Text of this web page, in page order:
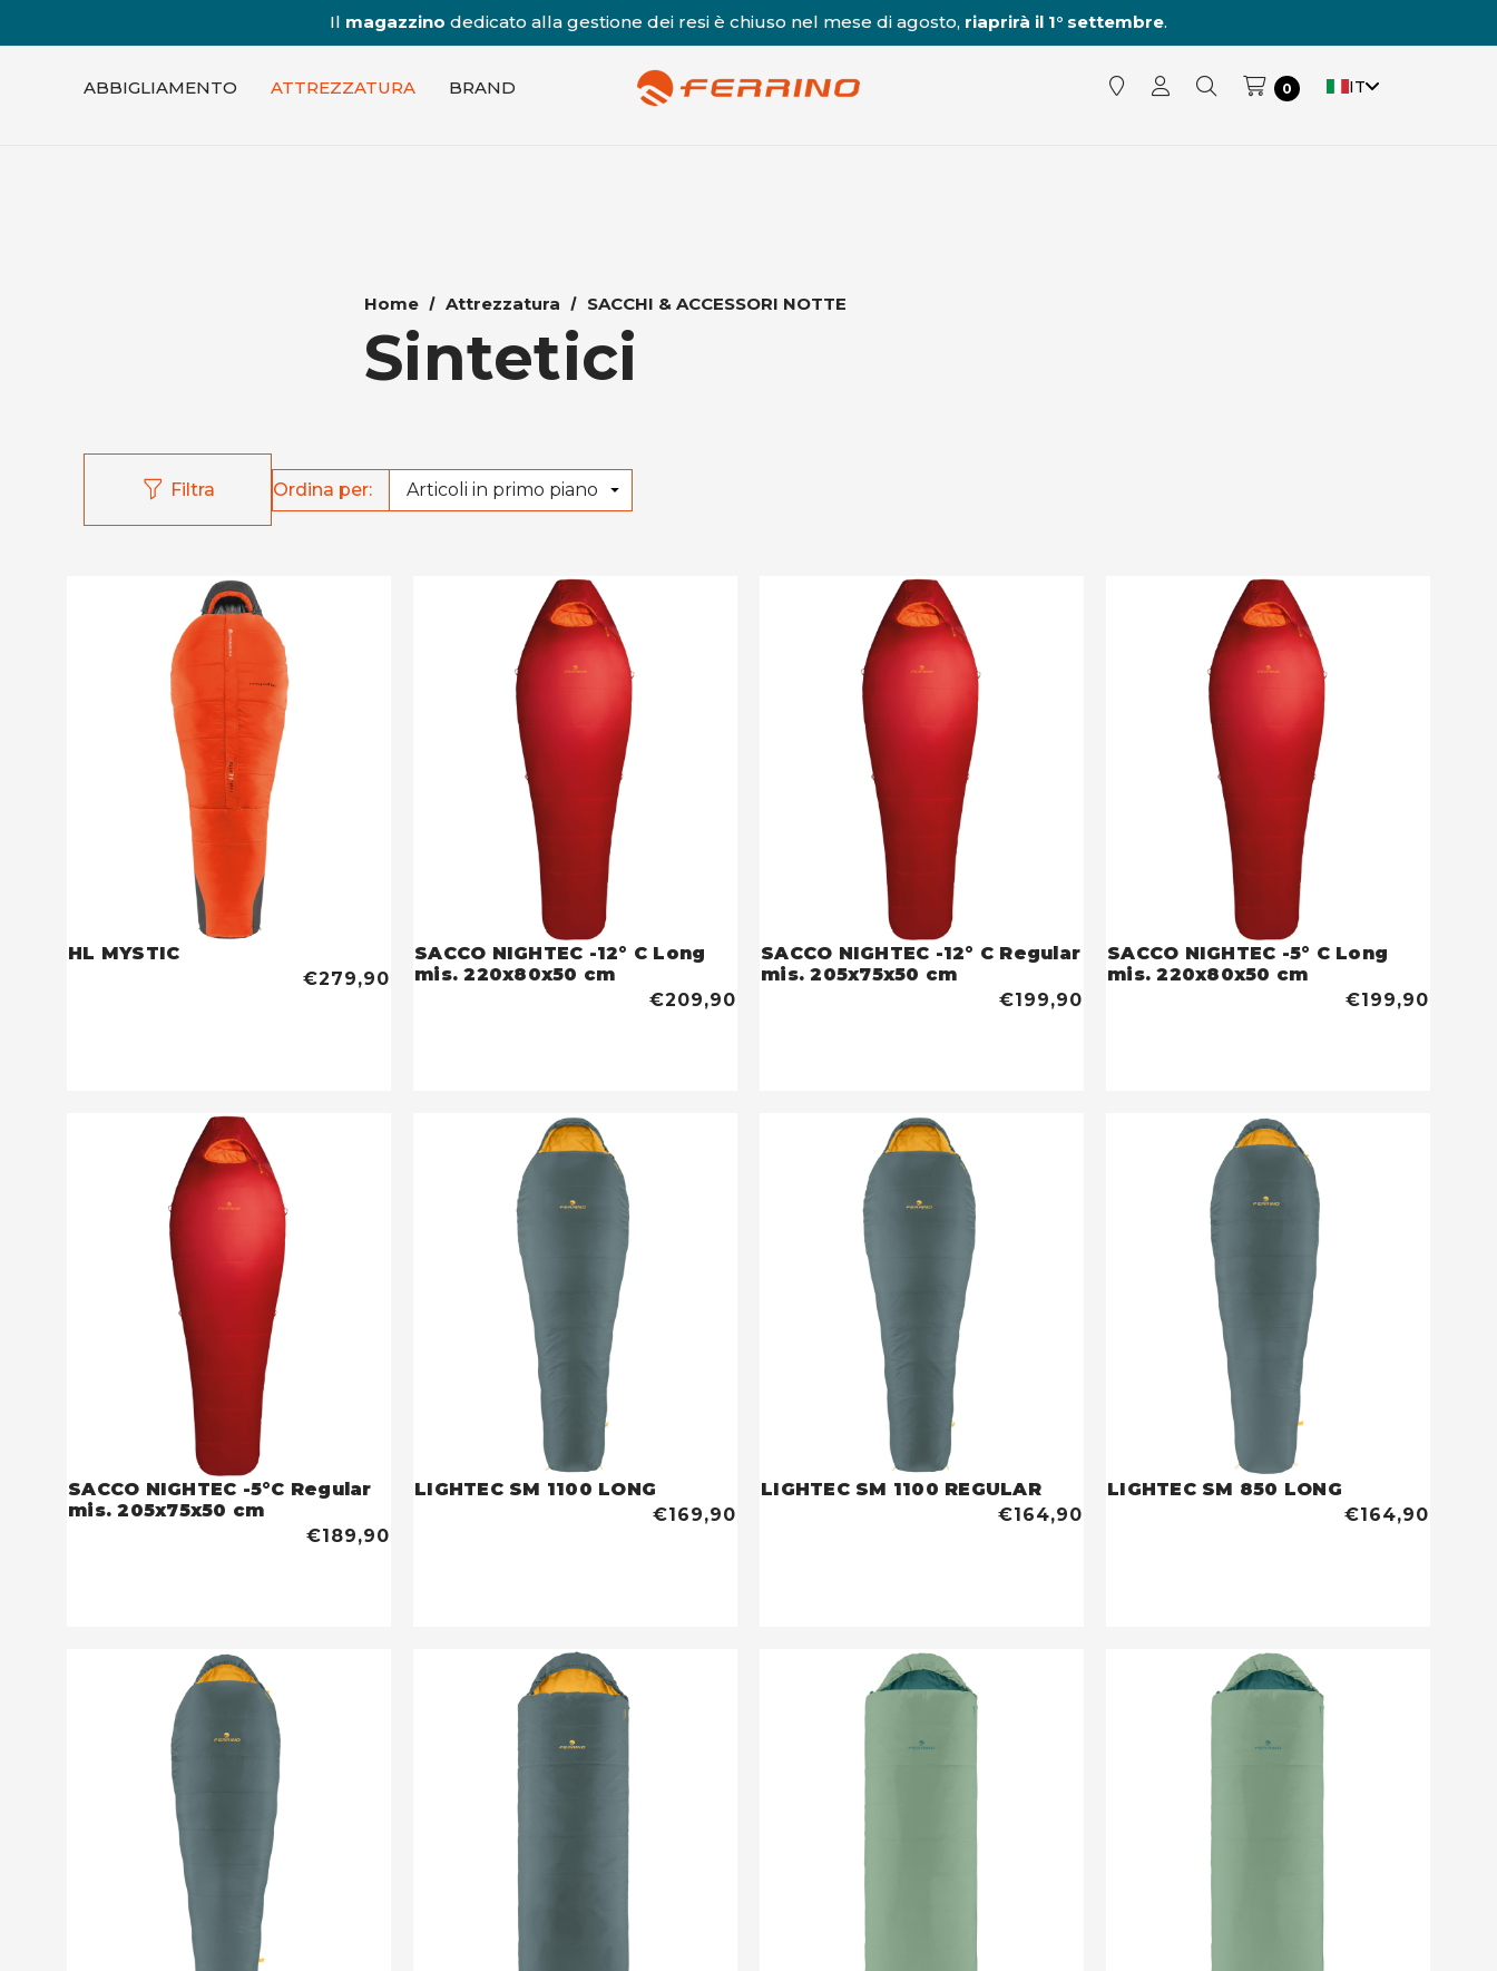
Il magazzino dedicato alla gestione dei resi è chiuso nel mese di agosto, riaprirà il 1° settembre.
ABBIGLIAMENTO ATTREZZATURA BRAND 0 IT
Home Attrezzatura SACCHI & ACCESSORI NOTTE
Sintetici
Filtra Ordina per:
HL MYSTIC
€279,90
SACCO NIGHTEC -12° C Long
mis. 220x80x50 cm
€209,90
SACCO NIGHTEC -12° C Regular
mis. 205x75x50 cm
€199,90
SACCO NIGHTEC -5° C Long
mis. 220x80x50 cm
€199,90
SACCO NIGHTEC -5°C Regular
mis. 205x75x50 cm
€189,90
LIGHTEC SM 1100 LONG
€169,90
LIGHTEC SM 1100 REGULAR
€164,90
LIGHTEC SM 850 LONG
€164,90